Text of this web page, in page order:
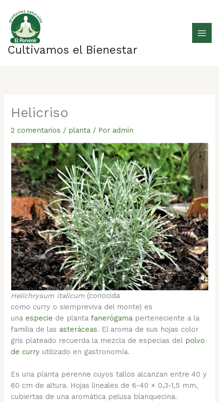
contenido
Cultivamos el Bienestar
Helicriso
2 comentarios / planta / Por admin
Helichrysum italicum (conocida
como curry o siempreviva del monte) es
unaespecie de plantafanerógama perteneciente a la
familia de las asteráceas. El aroma de sus hojas color
gris plateado recuerda la mezcla de especias del polvo
de curry utilizado en gastronomía.
Es una planta perenne cuyos tallos alcanzan entre 40 y
60 cm de altura. Hojas lineales de 6-40 × 0,3-1,5 mm,
cubiertas de una aromática pelusa blanquecina.